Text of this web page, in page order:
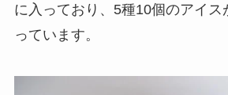
に入っており、5種10個のアイス
っています。